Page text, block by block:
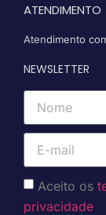
ATENDIMENTO
Atendimento
NEWSLETTER
Aceito os
privacidade